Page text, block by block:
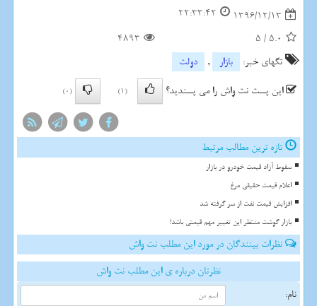
1396/12/13
22:33:42
5.0
/
5
4893
تگهای خبر:
بازار ,
دولت
این پست نت واش را می پسندید؟
(1)
(0)
تازه ترین مطالب مرتبط
سقوط آزاد قیمت خودرو در بازار
اعلام قیمت حقیقی مرغ
افزایش قیمت نفت از سر گرفته شد
بازار گوشت منتظر این تغییر مهم قیمتی باشد!
نظرات بینندگان در مورد این مطلب نت واش
نظرتان درباره ی این مطلب نت واش
نام: